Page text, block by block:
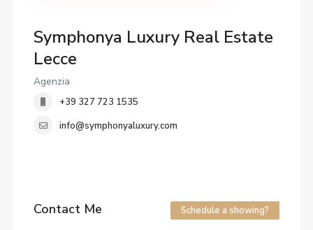
Symphonya Luxury Real Estate
Lecce
Agenzia
+39 327 723 1535
info@symphonyaluxury.com
Contact Me Schedule a showing?